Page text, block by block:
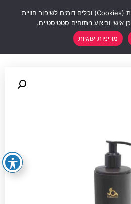
באתר נעשה שימוש בעוגיות (Cookies) וכלים דומים לשיפור חוויית
וביצוע ניתוחים סטטיסטיים.
מדיניות עוגיות